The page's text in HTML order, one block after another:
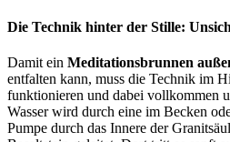
Die Technik hinter der Stille:
Damit ein Meditationsbrunnen
entfalten kann, muss die Technik im
funktionieren und dabei vollkommen
Wasser wird durch eine im Becken
Pumpe durch das Innere der